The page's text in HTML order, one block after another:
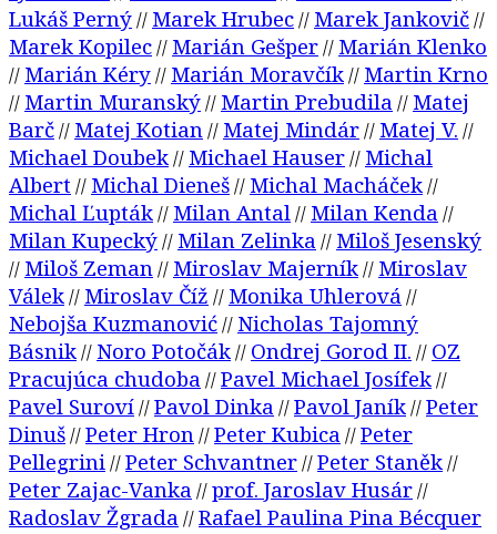
Lukáš Perný// Marek Hrubec// Marek Jankovič//
Marek Kopilec// Marián Gešper// Marián Klenko
// Marián Kéry// Marián Moravčík// Martin Krno
// Martin Muranský// Martin Prebudila // Matej
Barč// Matej Kotian // Matej Mindár// Matej V. //
Michael Doubek// Michael Hauser// Michal
Albert // Michal Dieneš// Michal Macháček//
Michal Ľupták// Milan Antal // Milan Kenda //
Milan Kupecký// Milan Zelinka // Miloš Jesenský
// Miloš Zeman // Miroslav Majerník// Miroslav
Válek// Miroslav Číž // Monika Uhlerová //
Nebojša Kuzmanović// Nicholas Tajomný
Básnik// Noro Potočák// Ondrej Gorod II. // OZ
Pracujúca chudoba //Pavel Michael Josífek//
Pavel Suroví//Pavol Dinka //Pavol Janík//Peter
Dinuš//Peter Hron //Peter Kubica //Peter
Pellegrini //Peter Schvantner//Peter Staněk//
Peter Zajac-Vanka //prof. Jaroslav Husár//
Radoslav Žgrada //Rafael Paulina Pina Bécquer